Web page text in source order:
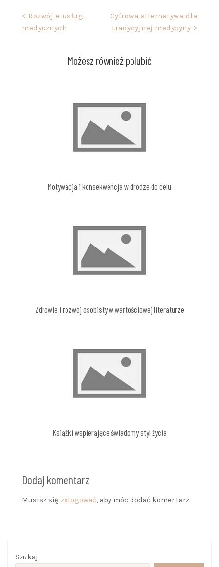
Nawigacja
wpisu
< Rozwój e-usług
medycznych
Cyfrowa alternatywa dla
tradycyjnej medycyny >
Możesz również polubić
Motywacja i konsekwencja w drodze do celu
Zdrowie i rozwój osobisty w wartościowej literaturze
Książki wspierające świadomy styl życia
Dodaj komentarz
Musisz się zalogować, aby móc dodać komentarz.
Szukaj